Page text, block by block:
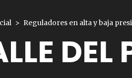
Reguladores en alta y baja
DEL